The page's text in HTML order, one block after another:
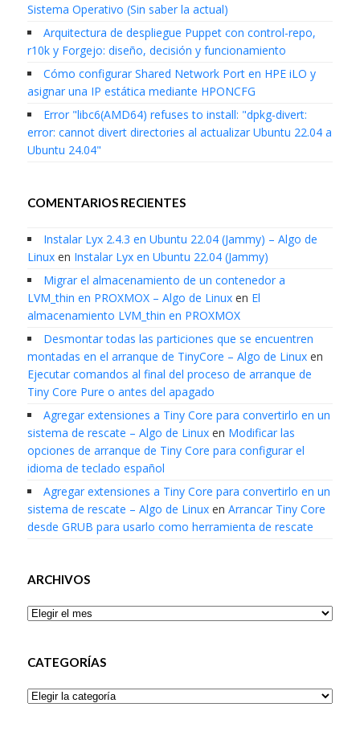
Sistema Operativo (Sin saber la actual)
Arquitectura de despliegue Puppet con control-repo,
r10k y Forgejo: diseño, decisión y funcionamiento
Cómo configurar Shared Network Port en HPE iLO y
asignar una IP estática mediante HPONCFG
Error "libc6(AMD64) refuses to install: "dpkg-divert:
error: cannot divert directories al actualizar Ubuntu 22.04 a
Ubuntu 24.04"
COMENTARIOS RECIENTES
Instalar Lyx 2.4.3 en Ubuntu 22.04 (Jammy) – Algo de
Linuxen Instalar Lyx en Ubuntu 22.04 (Jammy)
Migrar el almacenamiento de un contenedor a
LVM_thin en PROXMOX – Algo de Linuxen El
almacenamiento LVM_thin en PROXMOX
Desmontar todas las particiones que se encuentren
montadas en el arranque de TinyCore – Algo de Linuxen
Ejecutar comandos al final del proceso de arranque de
Tiny Core Pure o antes del apagado
Agregar extensiones a Tiny Core para convertirlo en un
sistema de rescate – Algo de Linuxen Modificar las
opciones de arranque de Tiny Core para configurar el
idioma de teclado español
Agregar extensiones a Tiny Core para convertirlo en un
sistema de rescate – Algo de Linuxen Arrancar Tiny Core
desde GRUB para usarlo como herramienta de rescate
ARCHIVOS
Archivos
CATEGORÍAS
Categorías